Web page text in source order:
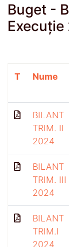
Buget -
Execuție
T Nume
BILANT
TRIM. II
2024
BILANT
TRIM. III
2024
BILANT
TRIM.I
2024